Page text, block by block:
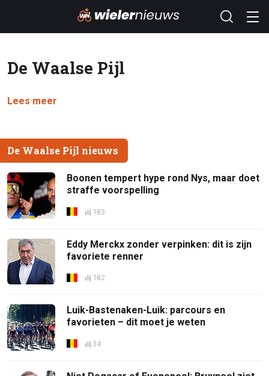
De Waalse Pijl
Lees meer
De Waalse Pijl nieuws
Boonen tempert hype rond Nys, maar doet
straffe voorspelling
183
Eddy Merckx zonder verpinken: dit is zijn
favoriete renner
182
Luik-Bastenaken-Luik: parcours en
favorieten – dit moet je weten
34